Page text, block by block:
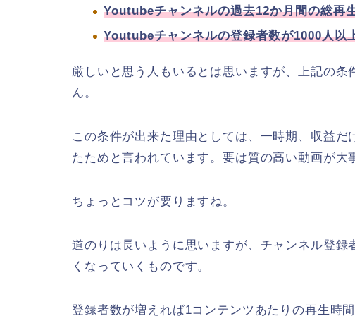
Youtubeチャンネルの過去12か月間の総再
Youtubeチャンネルの登録者数が1000人以
厳しいと思う人もいるとは思いますが、上記の
ん。
この条件が出来た理由としては、一時期、収益
たためと言われています。要は質の高い動画が大
ちょっとコツが要りますね。
道のりは長いように思いますが、チャンネル登
くなっていくものです。
登録者数が増えれば1コンテンツあたりの再生時